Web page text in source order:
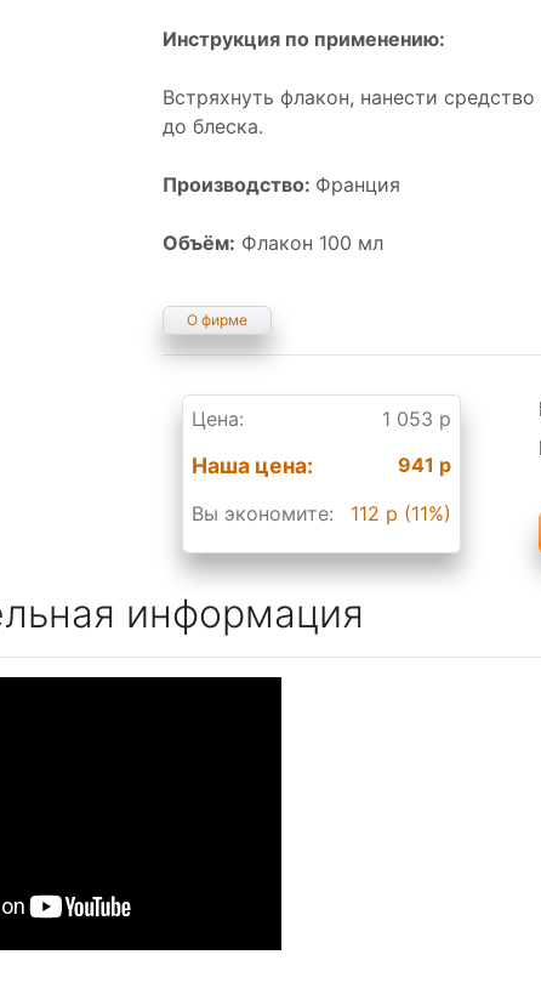
Инструкция по применению:
Встряхнуть флакон, нанести
до блеска.
Производство: Франция
Объём: Флакон 100 мл
О фирме
Цена: 1 053 р
Наша цена:
941 р
Вы экономите:
112 р (11%)
информация